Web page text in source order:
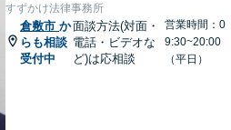
すずかけ法律事務所
倉敷市 か
らも相談
受付中
面談方法(対面・
電話・ビデオな
ど)は応相談
営業時間：0
9:30~20:00
（平日）